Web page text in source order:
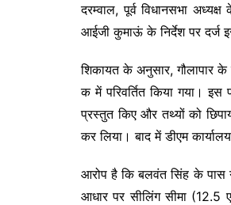
दरम्वाल, पूर्व विधानसभा
आईजी कुमाऊं के निर्देश पर दर्ज
शिकायत के अनुसार, गौलापार
क में परिवर्तित किया गया।
प्रस्तुत किए और तथ्यों को
कर लिया। बाद में डीएम
आरोप है कि बलवंत सिंह के पास
आधार पर सीलिंग सीमा